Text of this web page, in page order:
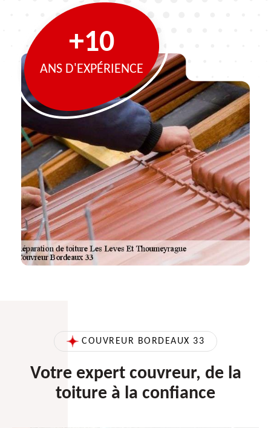
+10
ANS D'EXPÉRIENCE
COUVREUR BORDEAUX 33
Votre expert couvreur, de la
toiture à la confiance